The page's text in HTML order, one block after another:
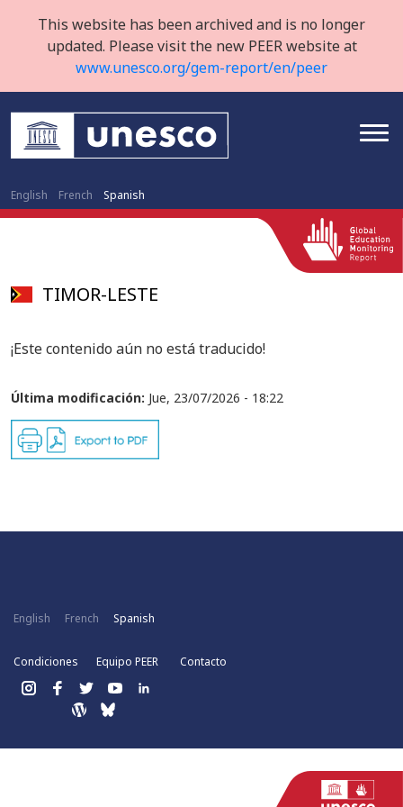
This website has been archived and is no longer
updated. Please visit the new PEER website at
www.unesco.org/gem-report/en/peer
English French Spanish
TIMOR-LESTE
¡Este contenido aún no está traducido!
Última modificación: Jue, 23/07/2026 - 18:22
English French Spanish
Condiciones Equipo PEER Contacto